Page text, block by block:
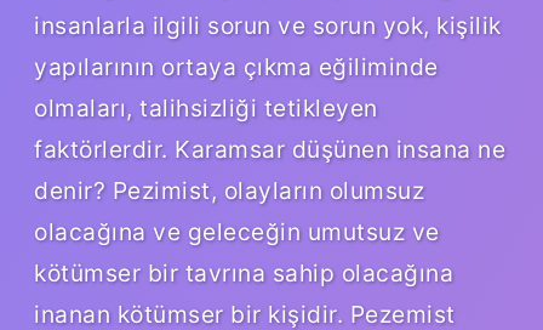
insanlarla ilgili sorun ve sorun yok, kişilik
yapılarının ortaya çıkma eğiliminde
olmaları, talihsizliği tetikleyen
faktörlerdir. Karamsar düşünen insana ne
denir? Pezimist, olayların olumsuz
olacağına ve geleceğin umutsuz ve
kötümser bir tavrına sahip olacağına
inanan kötümser bir kişidir. Pezemist